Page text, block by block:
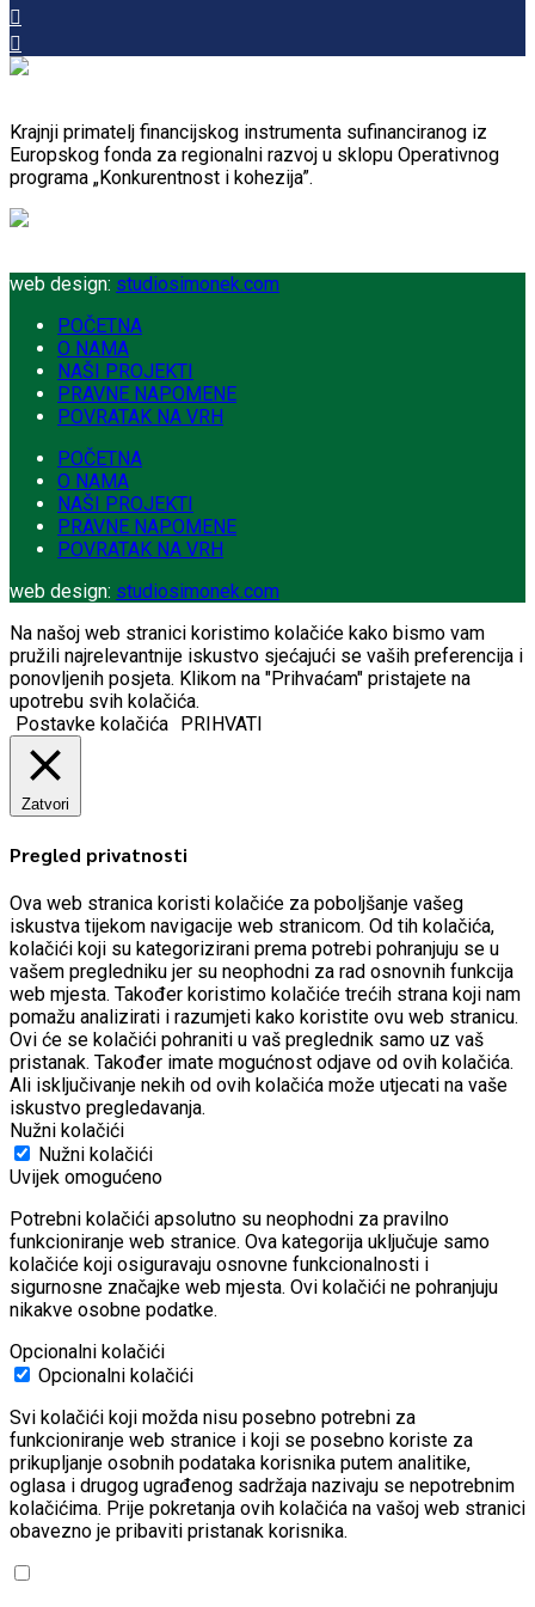
Krajnji primatelj financijskog instrumenta sufinanciranog iz
Europskog fonda za regionalni razvoj u sklopu Operativnog
programa „Konkurentnost i kohezija”.
web design: studiosimonek.com
POČETNA
O NAMA
NAŠI PROJEKTI
PRAVNE NAPOMENE
POVRATAK NA VRH
POČETNA
O NAMA
NAŠI PROJEKTI
PRAVNE NAPOMENE
POVRATAK NA VRH
web design: studiosimonek.com
Na našoj web stranici koristimo kolačiće kako bismo vam
pružili najrelevantnije iskustvo sjećajući se vaših preferencija i
ponovljenih posjeta. Klikom na "Prihvaćam" pristajete na
upotrebu svih kolačića.
Postavke kolačića PRIHVATI
Zatvori
Pregled privatnosti
Ova web stranica koristi kolačiće za poboljšanje vašeg
iskustva tijekom navigacije web stranicom. Od tih kolačića,
kolačići koji su kategorizirani prema potrebi pohranjuju se u
vašem pregledniku jer su neophodni za rad osnovnih funkcija
web mjesta. Također koristimo kolačiće trećih strana koji nam
pomažu analizirati i razumjeti kako koristite ovu web stranicu.
Ovi će se kolačići pohraniti u vaš preglednik samo uz vaš
pristanak. Također imate mogućnost odjave od ovih kolačića.
Ali isključivanje nekih od ovih kolačića može utjecati na vaše
iskustvo pregledavanja.
Nužni kolačići
Nužni kolačići
Uvijek omogućeno
Potrebni kolačići apsolutno su neophodni za pravilno
funkcioniranje web stranice. Ova kategorija uključuje samo
kolačiće koji osiguravaju osnovne funkcionalnosti i
sigurnosne značajke web mjesta. Ovi kolačići ne pohranjuju
nikakve osobne podatke.
Opcionalni kolačići
Opcionalni kolačići
Svi kolačići koji možda nisu posebno potrebni za
funkcioniranje web stranice i koji se posebno koriste za
prikupljanje osobnih podataka korisnika putem analitike,
oglasa i drugog ugrađenog sadržaja nazivaju se nepotrebnim
kolačićima. Prije pokretanja ovih kolačića na vašoj web stranici
obavezno je pribaviti pristanak korisnika.